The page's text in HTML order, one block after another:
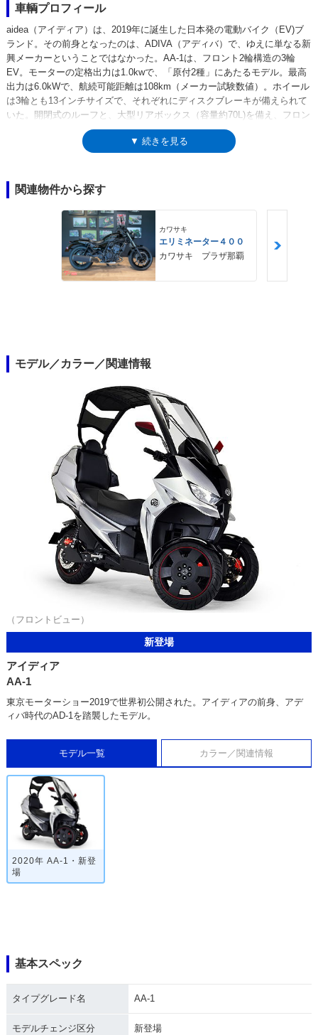
車輌プロフィール
aidea（アイディア）は、2019年に誕生した日本発の電動バイク（EV)ブ
ランド。その前身となったのは、ADIVA（アディバ）で、ゆえに単なる新
興メーカーということではなかった。AA-1は、フロント2輪構造の3輪
EV。モーターの定格出力は1.0kwで、「原付2種」にあたるモデル。最高
出力は6.0kWで、航続可能距離は108km（メーカー試験数値）。ホイール
は3輪とも13インチサイズで、それぞれにディスクブレーキが備えられて
いた。開閉式のルーフと、大型リアボックス（容量約70L)を備え、フロン
トスクリーンにはワイパーも装備されていた。なお、AA-2は姉妹モデ
ル。AA-2は、エンジン車でいえば250ccクラスの「軽二輪」だった。
▼ 続きを見る
関連物件から探す
カワサキ
エリミネーター４００
カワサキ プラザ那覇
モデル／カラー／関連情報
（フロントビュー）
新登場
アイディア
AA-1
東京モーターショー2019で世界初公開された。アイディアの前身、アデ
ィバ時代のAD-1を踏襲したモデル。
モデル一覧 カラー／関連情報
2020年 AA-1・新登
場
基本スペック
タイプグレード名 AA-1
モデルチェンジ区分 新登場